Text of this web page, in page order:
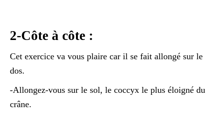
2-Côte à côte :
Cet exercice va vous plaire car il se fait allongé sur le
dos.
-Allongez-vous sur le sol, le coccyx le plus éloigné du
crâne.